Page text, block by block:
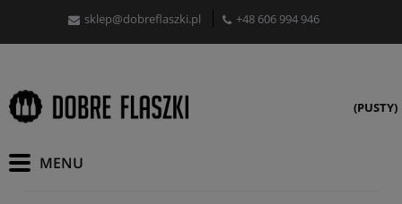
sklep@dobreflaszki.pl +48 606 994 946
(PUSTY)